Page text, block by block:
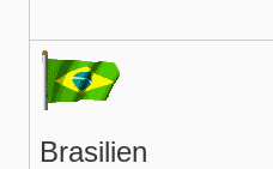
Brasilien